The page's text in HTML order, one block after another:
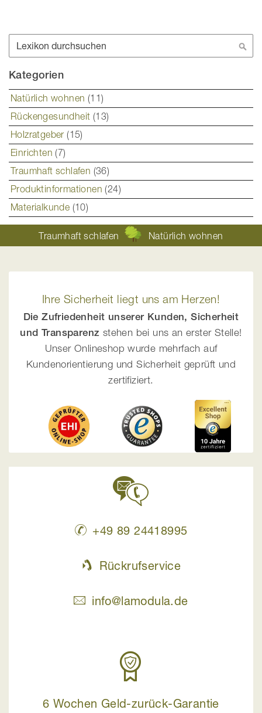
Suche
Kategorien
Natürlich wohnen (11)
Rückengesundheit (13)
Holzratgeber(15)
Einrichten(7)
Traumhaft schlafen (36)
Produktinformationen(24)
Materialkunde (10)
Traumhaft schlafen Natürlich wohnen
Ihre Sicherheit liegt uns am Herzen!
Die Zufriedenheit unserer Kunden, Sicherheit
und Transparenz stehen bei uns an erster Stelle!
Unser Onlineshop wurde mehrfach auf
Kundenorientierung und Sicherheit geprüft und
zertifiziert.
+49 89 24418995
Rückrufservice
info@lamodula.de
6 Wochen Geld-zurück-Garantie